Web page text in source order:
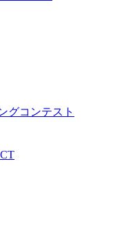
グコンテスト